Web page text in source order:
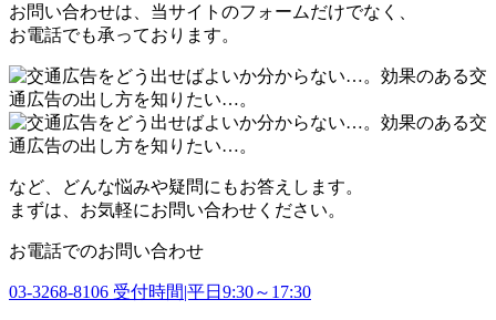
お問い合わせは、当サイトのフォームだけでなく、
お電話でも承っております。
など、どんな悩みや疑問にもお答えします。
まずは、お気軽にお問い合わせください。
お電話でのお問い合わせ
03-3268-8106 受付時間|平日9:30～17:30